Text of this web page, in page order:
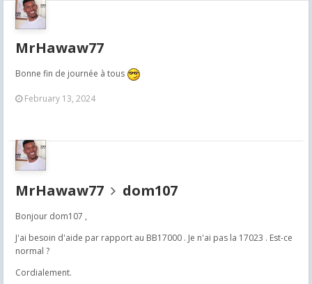
MrHawaw77
Bonne fin de journée à tous
February 13, 2024
MrHawaw77 dom107
Bonjour dom107 ,
J'ai besoin d'aide par rapport au BB17000 . Je n'ai pas la 17023 . Est-ce
normal ?
Cordialement.